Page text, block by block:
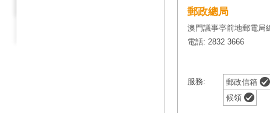
郵政總局
澳門議事亭前地郵電局
電話: 2832 3666
服務:
郵政信箱
候領